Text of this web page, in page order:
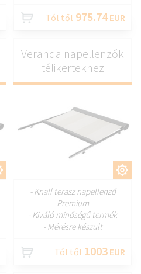
Tól től 975.74 EUR
Veranda napellenzők
télikertekhez
- Knall terasz napellenző
Premium
- Kiváló minőségű termék
- Mérésre készült
Tól től 1003 EUR